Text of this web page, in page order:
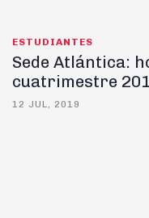
ESTUDIANTES
Sede Atlántica:
cuatrimestre
12 JUL, 2019